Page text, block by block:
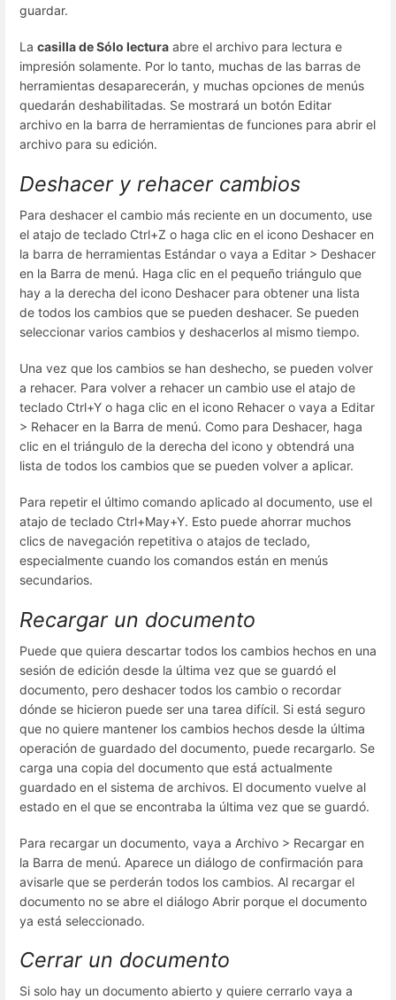
guardar.
La casilla de Sólo lectura abre el archivo para lectura e
impresión solamente. Por lo tanto, muchas de las barras de
herramientas desaparecerán, y muchas opciones de menús
quedarán deshabilitadas. Se mostrará un botón Editar
archivo en la barra de herramientas de funciones para abrir el
archivo para su edición.
Deshacer y rehacer cambios
Para deshacer el cambio más reciente en un documento, use
el atajo de teclado Ctrl+Z o haga clic en el icono Deshacer en
la barra de herramientas Estándar o vaya a Editar > Deshacer
en la Barra de menú. Haga clic en el pequeño triángulo que
hay a la derecha del icono Deshacer para obtener una lista
de todos los cambios que se pueden deshacer. Se pueden
seleccionar varios cambios y deshacerlos al mismo tiempo.
Una vez que los cambios se han deshecho, se pueden volver
a rehacer. Para volver a rehacer un cambio use el atajo de
teclado Ctrl+Y o haga clic en el icono Rehacer o vaya a Editar
> Rehacer en la Barra de menú. Como para Deshacer, haga
clic en el triángulo de la derecha del icono y obtendrá una
lista de todos los cambios que se pueden volver a aplicar.
Para repetir el último comando aplicado al documento, use el
atajo de teclado Ctrl+May+Y. Esto puede ahorrar muchos
clics de navegación repetitiva o atajos de teclado,
especialmente cuando los comandos están en menús
secundarios.
Recargar un documento
Puede que quiera descartar todos los cambios hechos en una
sesión de edición desde la última vez que se guardó el
documento, pero deshacer todos los cambio o recordar
dónde se hicieron puede ser una tarea difícil. Si está seguro
que no quiere mantener los cambios hechos desde la última
operación de guardado del documento, puede recargarlo. Se
carga una copia del documento que está actualmente
guardado en el sistema de archivos. El documento vuelve al
estado en el que se encontraba la última vez que se guardó.
Para recargar un documento, vaya a Archivo > Recargar en
la Barra de menú. Aparece un diálogo de confirmación para
avisarle que se perderán todos los cambios. Al recargar el
documento no se abre el diálogo Abrir porque el documento
ya está seleccionado.
Cerrar un documento
Si solo hay un documento abierto y quiere cerrarlo vaya a